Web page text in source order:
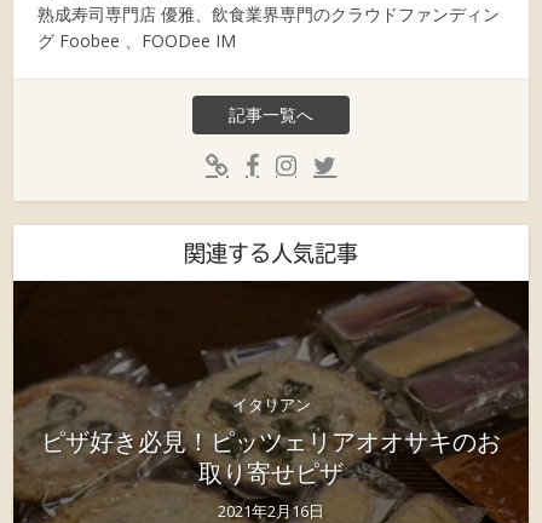
熟成寿司専門店 優雅、飲食業界専門のクラウドファンディン
グ Foobee 、FOODee IM
記事一覧へ
関連する人気記事
イタリアン
ピザ好き必見！ピッツェリアオオサキのお
取り寄せピザ
2021年2月16日